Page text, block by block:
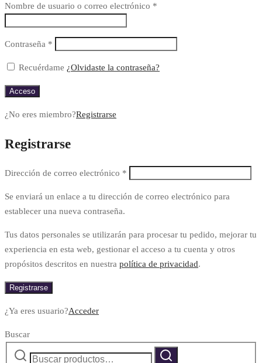
Nombre de usuario o correo electrónico *
Contraseña *
Recuérdame ¿Olvidaste la contraseña?
Acceso
¿No eres miembro?Registrarse
Registrarse
Dirección de correo electrónico *
Se enviará un enlace a tu dirección de correo electrónico para
establecer una nueva contraseña.
Tus datos personales se utilizarán para procesar tu pedido, mejorar tu
experiencia en esta web, gestionar el acceso a tu cuenta y otros
propósitos descritos en nuestra política de privacidad.
Registrarse
¿Ya eres usuario?Acceder
Buscar
Buscar
Buscar